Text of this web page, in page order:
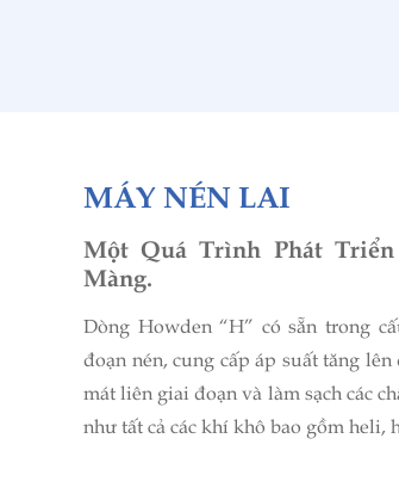
MÁY NÉN LAI
Một Quá Trình Phát
Màng.
Dòng Howden “H” có sẵn trong
đoạn nén, cung cấp áp suất tăng
mát liên giai đoạn và làm sạch các
như tất cả các khí khô bao gồm heli,